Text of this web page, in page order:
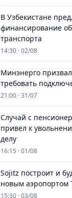
В Узбекистане
финансирование
транспорта
14:30 · 02/08
Минэнерго
требовать
21:00 · 31/07
Случай с
привел к
делу
16:15 · 01/08
Sojitz построит и
новым аэропортом
15:30 · 03/08